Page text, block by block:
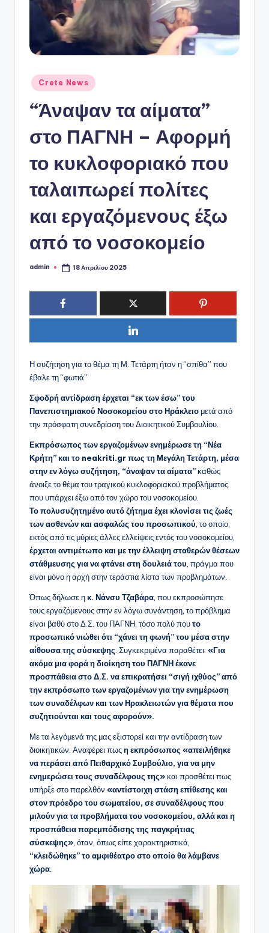
Αναρτήθηκε
σε
Crete News
“Άναψαν τα αίματα”
στο ΠΑΓΝΗ – Αφορμή
το κυκλοφοριακό που
ταλαιπωρεί πολίτες
και εργαζόμενους έξω
από το νοσοκομείο
Συγγραφέας:
admin 18 Απριλίου 2025
Η συζήτηση για το θέμα τη Μ. Τετάρτη ήταν η “σπίθα” που
έβαλε τη “φωτιά”
Σφοδρή αντίδραση έρχεται “εκ των έσω” του
Πανεπιστημιακού Νοσοκομείου στο Ηράκλειομετά από
την πρόσφατη συνεδρίαση του Διοικητικού Συμβουλίου.
Εκπρόσωπος των εργαζομένων ενημέρωσε τη “Νέα
Κρήτη” και το neakriti.gr πως τη Μεγάλη Τετάρτη, μέσα
στην εν λόγω συζήτηση, “άναψαν τα αίματα”καθώς
άνοιξε το θέμα του τραγικού κυκλοφοριακού προβλήματος
που υπάρχει έξω από τον χώρο του νοσοκομείου.
Το πολυσυζητημένο αυτό ζήτημα έχει κλονίσει τις ζωές
των ασθενών και ασφαλώς του προσωπικού , το οποίο,
εκτός από τις μύριες άλλες ελλείψεις εντός του νοσοκομείου,
έρχεται αντιμέτωπο και με την έλλειψη σταθερών θέσεων
στάθμευσης για να φτάνει στη δουλειά του , πράγμα που
είναι μόνο η αρχή στην τεράστια λίστα των προβλημάτων.
Όπως δήλωσε ηκ. Νάνσυ Τζαβάρα , που εκπροσώπησε
τους εργαζόμενους στην εν λόγω συνάντηση, το πρόβλημα
είναι βαθύ στο Δ.Σ. του ΠΑΓΝΗ, τόσο πολύ πουτο
προσωπικό νιώθει ότι “χάνει τη φωνή” του μέσα στην
αίθουσα της σύσκεψης . Συγκεκριμένα παραθέτει: «Για
ακόμα μια φορά η διοίκηση του ΠΑΓΝΗ έκανε
προσπάθεια στο Δ.Σ. να επικρατήσει “σιγή ιχθύος” από
την εκπρόσωπο των εργαζομένων για την ενημέρωση
των συναδέλφων και των Ηρακλειωτών για θέματα που
συζητιούνται και τους αφορούν».
Με τα λεγόμενά της μας εξιστορεί και την αντίδραση των
διοικητικών. Αναφέρει πωςη εκπρόσωπος «απειλήθηκε
να περάσει από Πειθαρχικό Συμβούλιο, για να μην
ενημερώσει τους συναδέλφους της»και προσθέτει πως
υπήρξε στο παρελθόν «αντίστοιχη στάση επίθεσης και
στον πρόεδρο του σωματείου, σε συναδέλφους που
μιλούν για τα προβλήματα του νοσοκομείου, αλλά και η
προσπάθεια παρεμπόδισης της παγκρήτιας
σύσκεψης» , όταν, όπως είπε χαρακτηριστικά,
“κλειδώθηκε” το αμφιθέατρο στο οποίο θα λάμβανε
χώρα